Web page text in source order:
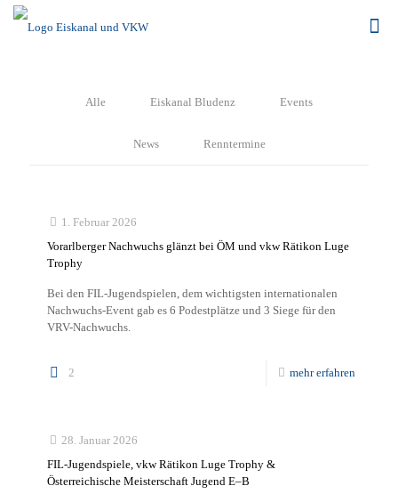
Alle Eiskanal Bludenz Events
News Renntermine
1. Februar 2026
Vorarlberger Nachwuchs glänzt bei ÖM und vkw Rätikon Luge
Trophy
Bei den FIL-Jugendspielen, dem wichtigsten internationalen
Nachwuchs-Event gab es 6 Podestplätze und 3 Siege für den
VRV-Nachwuchs.
2 mehr erfahren
28. Januar 2026
FIL-Jugendspiele, vkw Rätikon Luge Trophy &
Österreichische Meisterschaft Jugend E–B